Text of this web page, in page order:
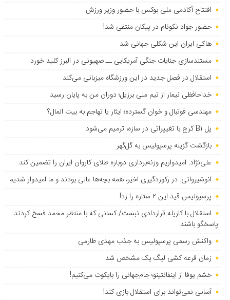
افتتاح آکادمی ملی بوکس با حضور وزیر ورزش
حضور جواد نکونام در پیکان منتفی شد!
هاکی ایران این شکلی جهانی شد
مستندسازی جنایات جنگی آمریکایی ــ صهیونی در البرز کلید خورد
استقلال در فصل جدید در این ورزشگاه میزبانی می‌کند
خداحافظی نیمار از تیم ملی برزیل؛ دوران من به پایان رسید
مهندسی فوتبال و خوان گسترده؛ ایثار یا تهاجم به بیت المال؟
پل B۱ کرج با تغییراتی در سازه، ترمیم می‌شود
بازگشت گزینه پرسپولیس به ‌گل‌گهر
علی‌نژاد: امیدواریم وزنه‌برداری دوباره طلای کاروان ایران را تضمین کند
انوشیروانی: در رکوردگیری اخیر، همه بچه‌ها عالی بودند و ما امیدوار شدیم
پرسپولیس قید این ۲ ستاره را زد!
استقلال با کاریله قراردادی نبست/ کسانی که با منتظر محمد فسخ کردند
پاسخگو باشند
واکنش رسمی پرسپولیس به جذب مهدی طارمی
زمان قرعه کشی لیگ یک مشخص شد
خشم یوفا از اینفانتینو؛ جام‌جهانی را بایکوت می‌کنیم!
آسانی نمی‌تواند برای استقلال بازی کند!